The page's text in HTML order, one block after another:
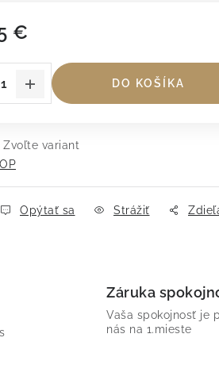
€
DO KOŠÍKA
Zvoľte variant
Opýtať sa Strážiť
Záruka
Vaša spokojnosť je
nás na 1.mieste